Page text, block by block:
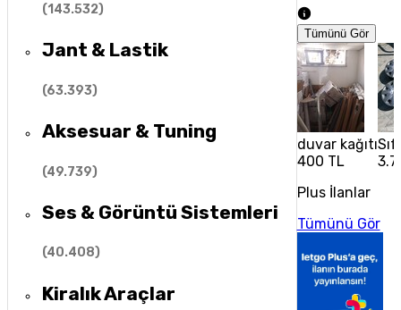
(143.532)
Jant & Lastik
(63.393)
Aksesuar & Tuning
(49.739)
Ses & Görüntü Sistemleri
(40.408)
Kiralık Araçlar
Tümünü Gör
duvar kağıtı
400 TL
Plus İlanlar
Tümünü Gör